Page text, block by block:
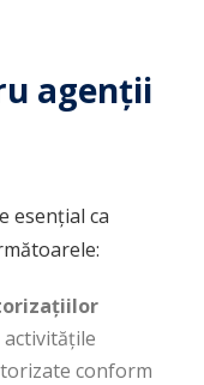
agenții
esențial ca
conform